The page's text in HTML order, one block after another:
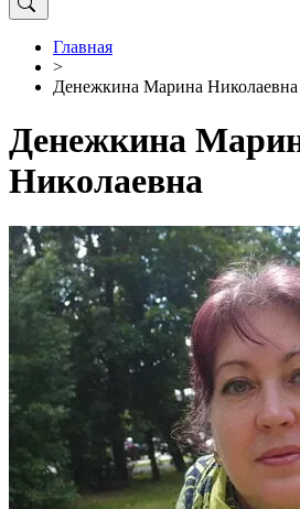
Главная
>
Денежкина Марина Николаевна
Денежкина
Николаевна